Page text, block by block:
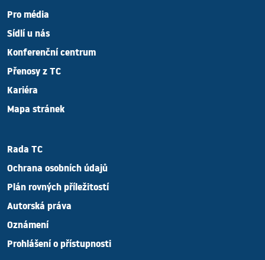
Pro média
Sídlí u nás
Konferenční centrum
Přenosy z TC
Kariéra
Mapa stránek
Rada TC
Ochrana osobních údajů
Plán rovných příležitostí
Autorská práva
Oznámení
Prohlášení o přístupnosti